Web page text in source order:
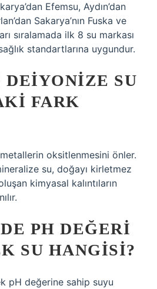
Efemsu, Aydın’dan
Sakarya’nın Fuska ve
sıralamada ilk 8 su markası
standartlarına uygundur.
DEIYONIZE SU
FARK
oksitlenmesini önler.
su, doğayı kirletmez
kimyasal kalıntıların
PH DEĞERI
SU HANGISI?
pH değerine sahip suyu